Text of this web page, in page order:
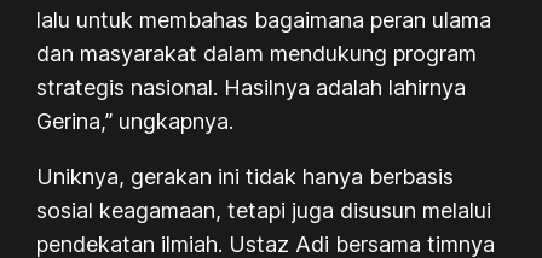
lalu untuk membahas bagaimana peran ulama
dan masyarakat dalam mendukung program
strategis nasional. Hasilnya adalah lahirnya
Gerina,” ungkapnya.
Uniknya, gerakan ini tidak hanya berbasis
sosial keagamaan, tetapi juga disusun melalui
pendekatan ilmiah. Ustaz Adi bersama timnya